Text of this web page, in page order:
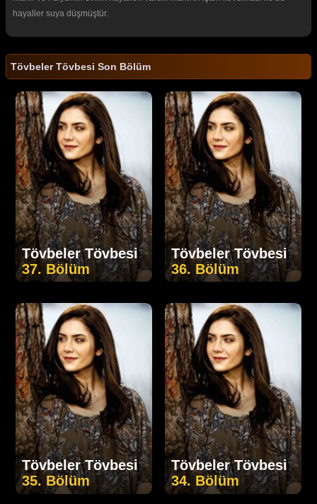
hayaller suya düşmüştür.
Tövbeler Tövbesi Son Bölüm
Tövbeler Tövbesi
37. Bölüm
Tövbeler Tövbesi
36. Bölüm
Tövbeler Tövbesi
35. Bölüm
Tövbeler Tövbesi
34. Bölüm